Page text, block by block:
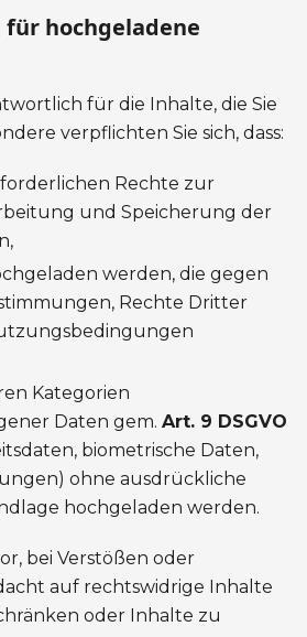
hochgeladene
für die Inhalte, die Sie
verpflichten Sie sich, dass:
Rechte zur
und Speicherung der
werden, die gegen
Rechte Dritter
Kategorien
Daten gem. Art. 9 DSGVO
biometrische Daten,
ohne ausdrückliche
hochgeladen werden.
bei Verstößen oder
auf rechtswidrige Inhalte
oder Inhalte zu